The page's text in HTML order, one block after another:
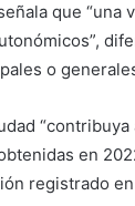
que “una
o
en
registrado